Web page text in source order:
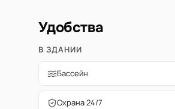
Удобства
В ЗДАНИИ
Бассейн
Охрана 24/7